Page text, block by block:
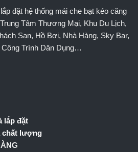
đặt hệ thống mái che bạt kéo căng
Tâm Thương Mại, Khu Du Lịch,
Sạn, Hồ Bơi, Nhà Hàng, Sky Bar,
Trình Dân Dụng…
lắp đặt
chất lượng